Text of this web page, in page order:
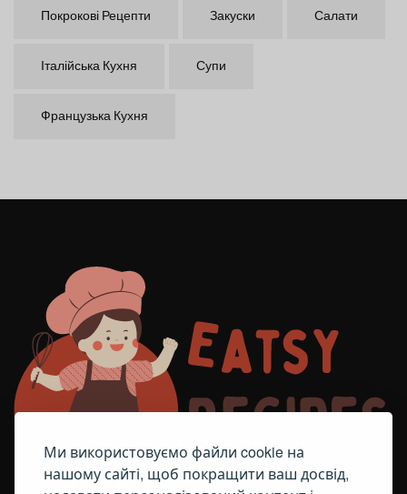
Ми використовуємо файли cookie на
нашому сайті, щоб покращити ваш досвід,
Покрокові Рецепти Закуски Салати
Італійська Кухня Супи
Французька Кухня